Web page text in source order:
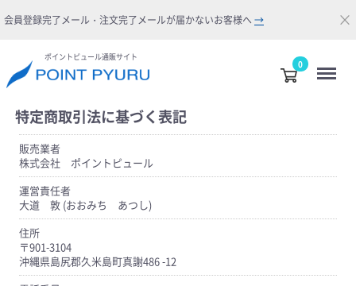
会員登録完了メール・注文完了メールが届かないお客様へ → ×
ポイントピュール通販サイト
0
特定商取引法に基づく表記
販売業者
株式会社 ポイントピュール
運営責任者
大道 敦 (おおみち あつし)
住所
〒901-3104
沖縄県島尻郡久米島町真謝486 -12